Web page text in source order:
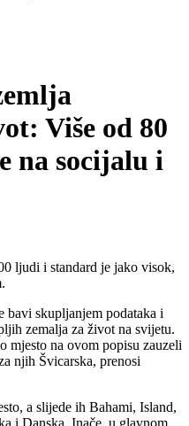
Više od 80
na socijalu i
ljudi i standard je jako visok,
bavi skupljanjem podataka i
zemalja za život na svijetu.
mjesto na ovom popisu zauzeli
njih Švicarska, prenosi
a slijede ih Bahami, Island,
i Danska. Inače, u glavnom